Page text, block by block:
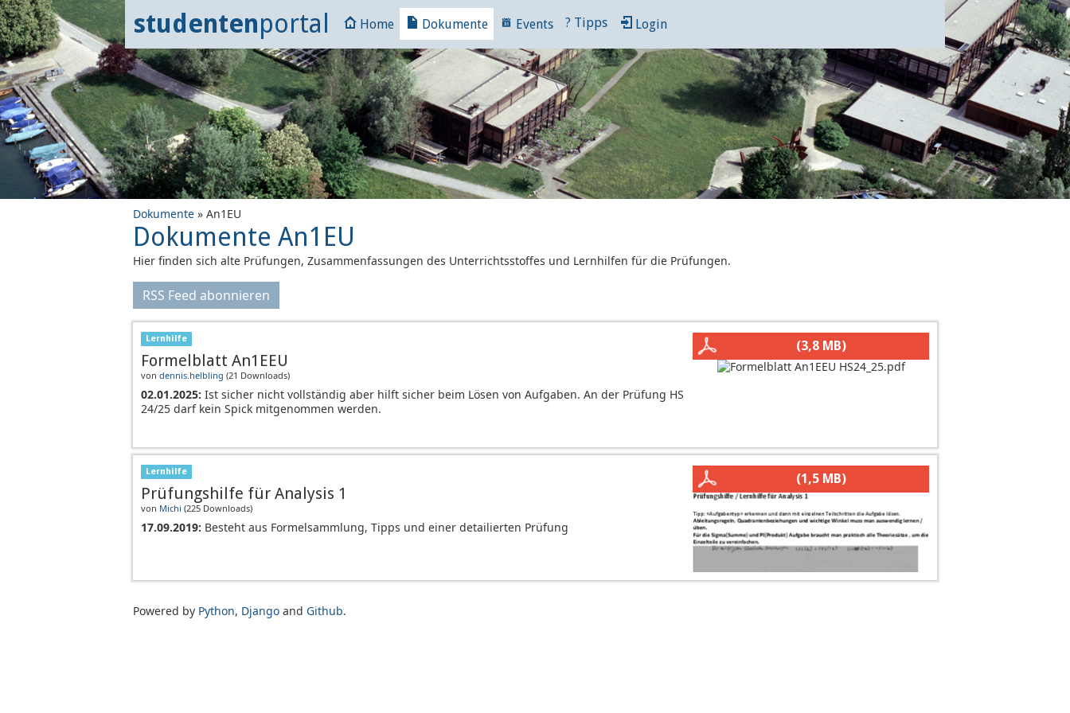
studentenportal Home Dokumente Events ? Tipps Login
Dokumente » An1EU
Dokumente An1EU
Hier finden sich alte Prüfungen, Zusammenfassungen des Unterrichtsstoffes und Lernhilfen für die Prüfungen.
RSS Feed abonnieren
Lernhilfe
Formelblatt An1EEU
von dennis.helbling (21 Downloads)
02.01.2025: Ist sicher nicht vollständig aber hilft sicher beim Lösen von Aufgaben. An der Prüfung HS
24/25 darf kein Spick mitgenommen werden.
(3,8 MB)
Lernhilfe
Prüfungshilfe für Analysis 1
von Michi (225 Downloads)
17.09.2019: Besteht aus Formelsammlung, Tipps und einer detailierten Prüfung
(1,5 MB)
Powered by Python, Django and Github.